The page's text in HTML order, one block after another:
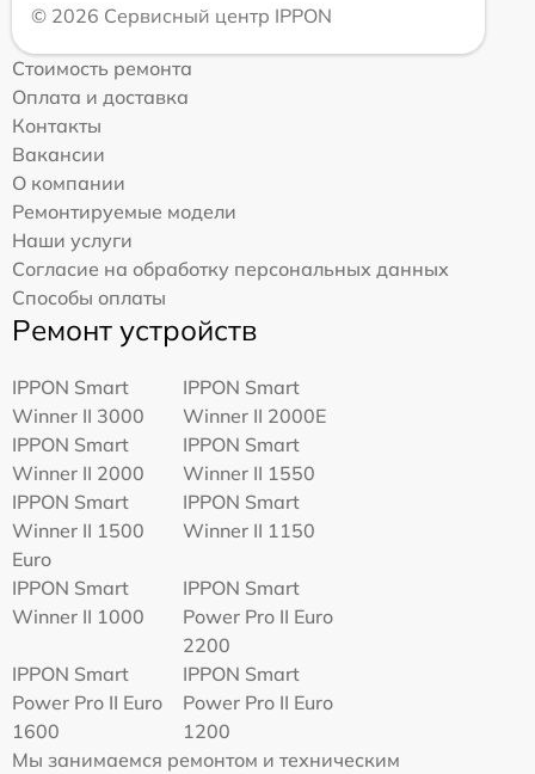
© 2026 Сервисный центр IPPON
Стоимость ремонта
Оплата и доставка
Контакты
Вакансии
О компании
Ремонтируемые модели
Наши услуги
Согласие на обработку персональных данных
Способы оплаты
Ремонт устройств
IPPON Smart
Winner II 3000
IPPON Smart
Winner II 2000E
IPPON Smart
Winner II 2000
IPPON Smart
Winner II 1550
IPPON Smart
Winner II 1500
Euro
IPPON Smart
Winner II 1150
IPPON Smart
Winner II 1000
IPPON Smart
Power Pro II Euro
2200
IPPON Smart
Power Pro II Euro
1600
IPPON Smart
Power Pro II Euro
1200
Мы занимаемся ремонтом и техническим